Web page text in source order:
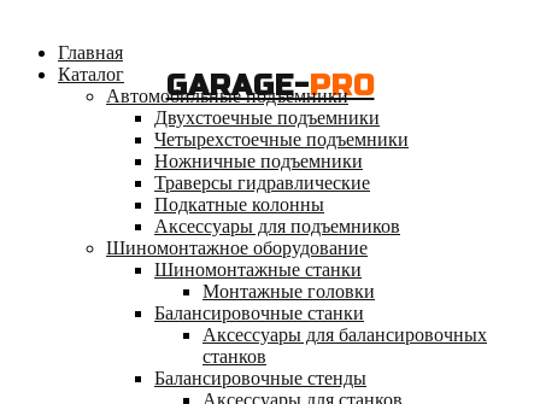
GARAGE-PRO
Главная
Каталог
Автомобильные подъемники
Двухстоечные подъемники
Четырехстоечные подъемники
Ножничные подъемники
Траверсы гидравлические
Подкатные колонны
Аксессуары для подъемников
Шиномонтажное оборудование
Шиномонтажные станки
Монтажные головки
Балансировочные станки
Аксессуары для балансировочных
станков
Балансировочные стенды
Аксессуары для станков